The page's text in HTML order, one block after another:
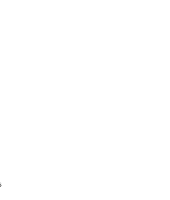
de Salesforce. Más información
la herramienta de conversión del mapa de
de mapa de sitio
que la herramienta del convertidor
durante la conversión. Cuando revise
para localizar áreas que requieren